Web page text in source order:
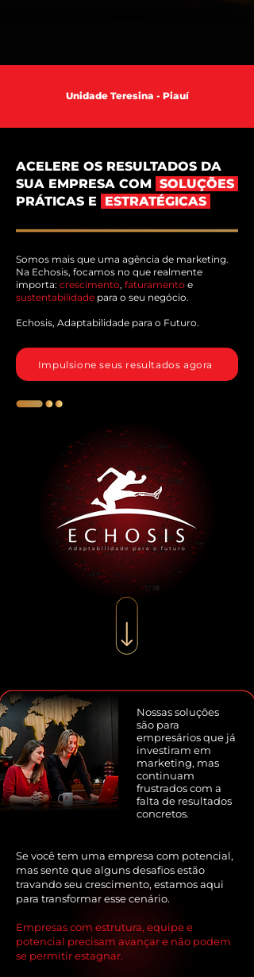
Unidade Teresina - Piauí
ACELERE OS RESULTADOS DA
SUA EMPRESA COM SOLUÇÕES
PRÁTICAS E ESTRATÉGICAS
Somos mais que uma agência de marketing.
Na Echosis, focamos no que realmente
importa: crescimento, faturamento e
sustentabilidade para o seu negócio.
Echosis, Adaptabilidade para o Futuro.
Impulsione seus resultados agora
Nossas soluções
são para
empresários que já
investiram em
marketing, mas
continuam
frustrados com a
falta de resultados
concretos.
Se você tem uma empresa com potencial,
mas sente que alguns desafios estão
travando seu crescimento, estamos aqui
para transformar esse cenário.
Empresas com estrutura, equipe e
potencial precisam avançar e não podem
se permitir estagnar.